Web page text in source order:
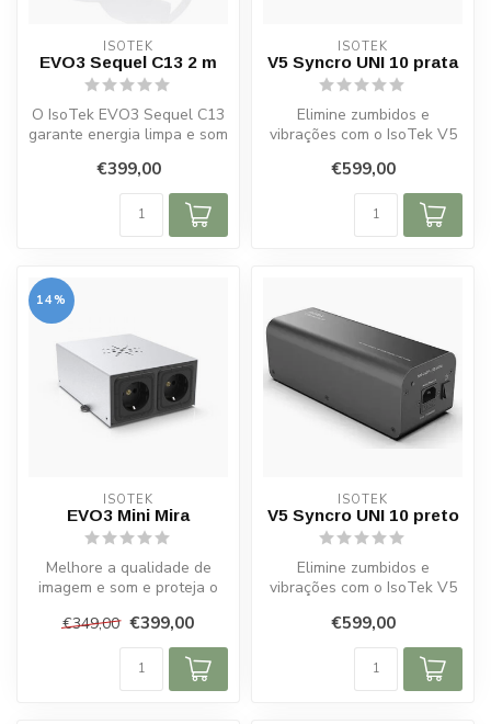
ISOTEK
EVO3 Sequel C13 2 m
O IsoTek EVO3 Sequel C13
garante energia limpa e som
si...
€399,00
ISOTEK
V5 Syncro UNI 10 prata
Elimine zumbidos e
vibrações com o IsoTek V5
Aprimore o ...
€599,00
14%
ISOTEK
EVO3 Mini Mira
Melhore a qualidade de
imagem e som e proteja o
IsoTek EVO...
€349,00 €399,00
ISOTEK
V5 Syncro UNI 10 preto
Elimine zumbidos e
vibrações com o IsoTek V5
Aprimore o áud...
€599,00